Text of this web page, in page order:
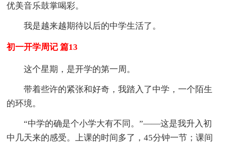
优美音乐鼓掌喝彩。
我是越来越期待以后的中学生活了。
初一开学周记 篇13
这个星期，是开学的第一周。
带着些许的紧张和好奇，我踏入了中学，一个陌生
的环境。
“中学的确是个小学大有不同。”——这是我升入初
中几天来的感受。上课的时间多了，45分钟一节；课间